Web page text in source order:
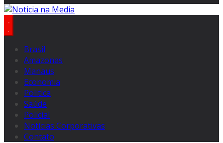
Brasil
Amazonas
Manaus
Economia
Politica
Saúde
Policial
Notícias Corporativas
Contato